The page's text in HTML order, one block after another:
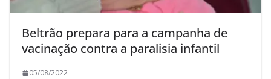
Beltrão prepara para a campanha de
vacinação contra a paralisia infantil
05/08/2022